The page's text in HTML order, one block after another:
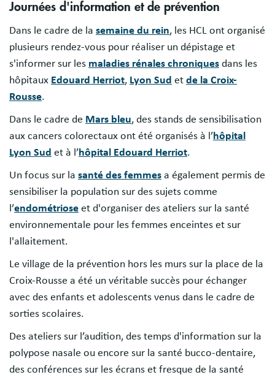
Journées d'information et de prévention
Dans le cadre de la semaine du rein, les HCL ont organisé
plusieurs rendez-vous pour réaliser un dépistage et
s'informer sur les maladies rénales chroniques dans les
hôpitaux Edouard Herriot, Lyon Sud et de la Croix-
Rousse.
Dans le cadre de Mars bleu, des stands de sensibilisation
aux cancers colorectaux ont été organisés à l’hôpital
Lyon Sud et à l’hôpital Edouard Herriot.
Un focus sur la santé des femmes a également permis de
sensibiliser la population sur des sujets comme
l’endométriose et d'organiser des ateliers sur la santé
environnementale pour les femmes enceintes et sur
l'allaitement.
Le village de la prévention hors les murs sur la place de la
Croix-Rousse a été un véritable succès pour échanger
avec des enfants et adolescents venus dans le cadre de
sorties scolaires.
Des ateliers sur l’audition, des temps d'information sur la
polypose nasale ou encore sur la santé bucco-dentaire,
des conférences sur les écrans et fresque de la santé